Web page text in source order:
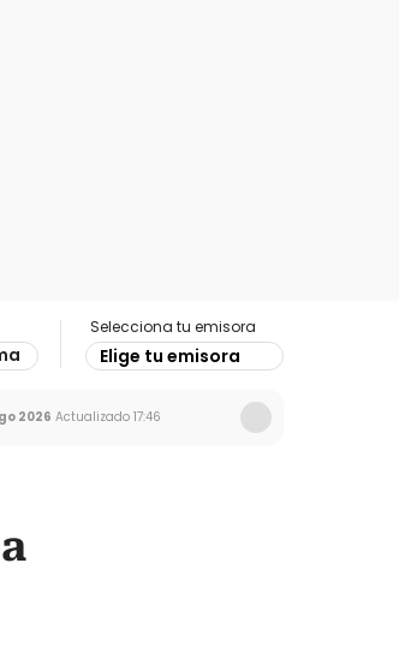
Selecciona tu emisora
Elige tu emisora
2026 Actualizado 17:46